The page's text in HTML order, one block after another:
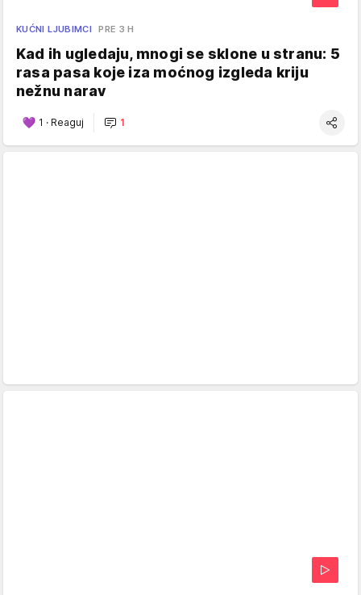
KUĆNI LJUBIMCI PRE 3 H
Kad ih ugledaju, mnogi se sklone u stranu: 5
rasa pasa koje iza moćnog izgleda kriju
nežnu narav
1 · Reaguj 1